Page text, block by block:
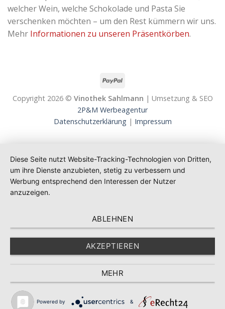
welcher Wein, welche Schokolade und Pasta Sie
verschenken möchten – um den Rest kümmern wir uns.
Mehr Informationen zu unseren Präsentkörben.
Copyright 2026 © Vinothek Sahlmann | Umsetzung & SEO
2P&M Werbeagentur
Datenschutzerklärung | Impressum
Diese Seite nutzt Website-Tracking-Technologien von Dritten,
um ihre Dienste anzubieten, stetig zu verbessern und
Werbung entsprechend den Interessen der Nutzer
anzuzeigen.
ABLEHNEN
AKZEPTIEREN
MEHR
Powered by &